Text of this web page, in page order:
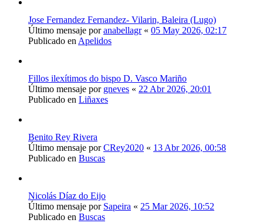
Jose Fernandez Fernandez- Vilarin, Baleira (Lugo)
Último mensaje poranabellagr« 05 May 2026, 02:17
Publicado en Apelidos
Fillos ilexítimos do bispo D. Vasco Mariño
Último mensaje por gneves « 22 Abr 2026, 20:01
Publicado en Liñaxes
Benito Rey Rivera
Último mensaje porCRey2020 « 13 Abr 2026, 00:58
Publicado en Buscas
Nicolás Díaz do Eijo
Último mensaje por Sapeira « 25 Mar 2026, 10:52
Publicado en Buscas